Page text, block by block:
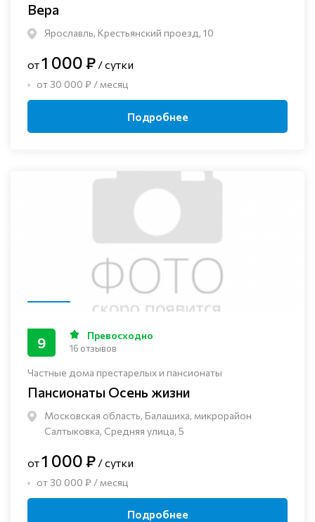
Вера
Ярославль, Крестьянский проезд, 10
от1 000 ₽ / сутки
от 30 000 ₽ / месяц
Подробнее
Частные дома престарелых и пансионаты
Пансионаты Осень жизни
Московская область, Балашиха, микрорайон
Салтыковка, Средняя улица, 5
9 Превосходно
16 отзывов
от1 000 ₽ / сутки
от 30 000 ₽ / месяц
Подробнее